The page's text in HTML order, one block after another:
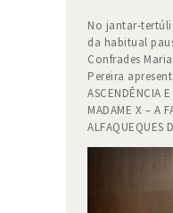
No jantar-
da habitual
Confrades
Pereira
ASCENDÊNCIA
MADAME X – A
ALFAQUEQUES